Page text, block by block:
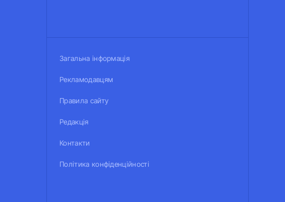
Загальна інформація
Рекламодавцям
Правила сайту
Редакція
Контакти
Політика конфіденційності